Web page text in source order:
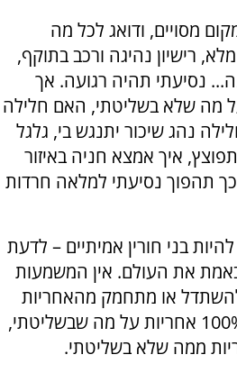
מסויים, ודואג לכל מה
רישיון נהיגה ורכב בתוקף,
נסיעתי תהיה רגועה. אך
מה שלא בשליטתי, האם חלילה
נהג שיכור יתנגש בי, גלגל
איך אמצא חניה באיזור
כך תהפוך נסיעתי למלאה חרדות
בני חורין אמיתיים – לדעת
את העולם. אין המשמעות
או מתחמק מהאחריות
שלי. אדרבה אני לוקח 100% אחריות על מה שבשליטתי,